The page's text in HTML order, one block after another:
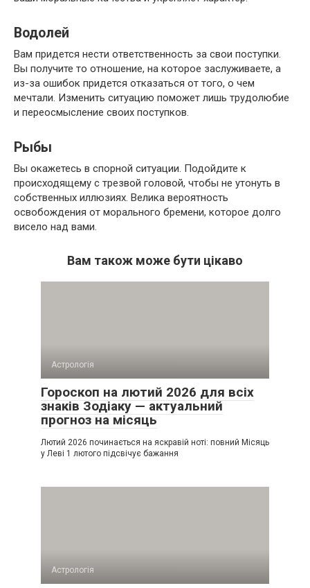
Водолей
Вам придется нести ответственность за свои поступки.
Вы получите то отношение, на которое заслуживаете, а
из-за ошибок придется отказаться от того, о чем
мечтали. Изменить ситуацию поможет лишь трудолюбие
и переосмысление своих поступков.
Рыбы
Вы окажетесь в спорной ситуации. Подойдите к
происходящему с трезвой головой, чтобы не утонуть в
собственных иллюзиях. Велика вероятность
освобождения от морального бремени, которое долго
висело над вами.
Вам також може бути цікаво
Астрологія
Гороскоп на лютий 2026 для всіх
знаків Зодіаку — актуальний
прогноз на місяць
Лютий 2026 починається на яскравій ноті: повний Місяць
у Леві 1 лютого підсвічує бажання
Астрологія